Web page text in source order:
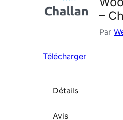
–
Par
Télécharger
Détails
Avis